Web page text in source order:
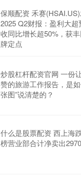
保顺配资 禾赛
2025 Q2财报：盈利大
收同比增长超50%，获
牌定点
炒股杠杆配资官网 一份
赞的旅游工作报告，是
张图”说清楚的？
什么是股票配资 西上海
榜营业部合计净卖出